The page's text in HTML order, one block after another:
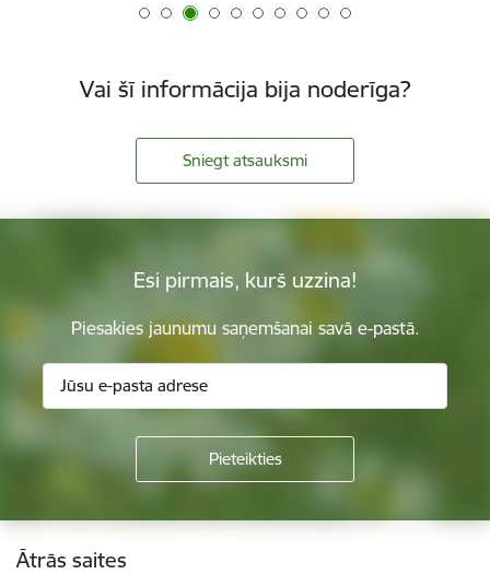
Vai šī informācija bija noderīga?
Sniegt atsauksmi
Esi pirmais, kurš uzzina!
Piesakies jaunumu saņemšanai savā e-pastā.
Kājene
Ātrās saites